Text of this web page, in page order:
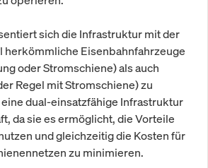
sich die Infrastruktur mit der
herkömmliche Eisenbahnfahrzeuge
oder Stromschiene) als auch
Regel mit Stromschiene) zu
dual-einsatzfähige Infrastruktur
da sie es ermöglicht, die Vorteile
und gleichzeitig die Kosten für
zu minimieren.